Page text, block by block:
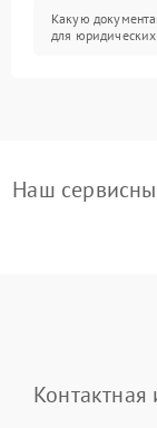
Какую
для
Наш